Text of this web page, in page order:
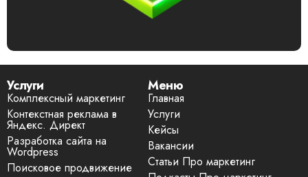
Услуги
Комплексный маркетинг
Контекстная реклама в
Яндекс. Директ
Разработка сайта на
Wordpress
Поисковое продвижение
Меню
Главная
Услуги
Кейсы
Вакансии
Статьи Про маркетинг